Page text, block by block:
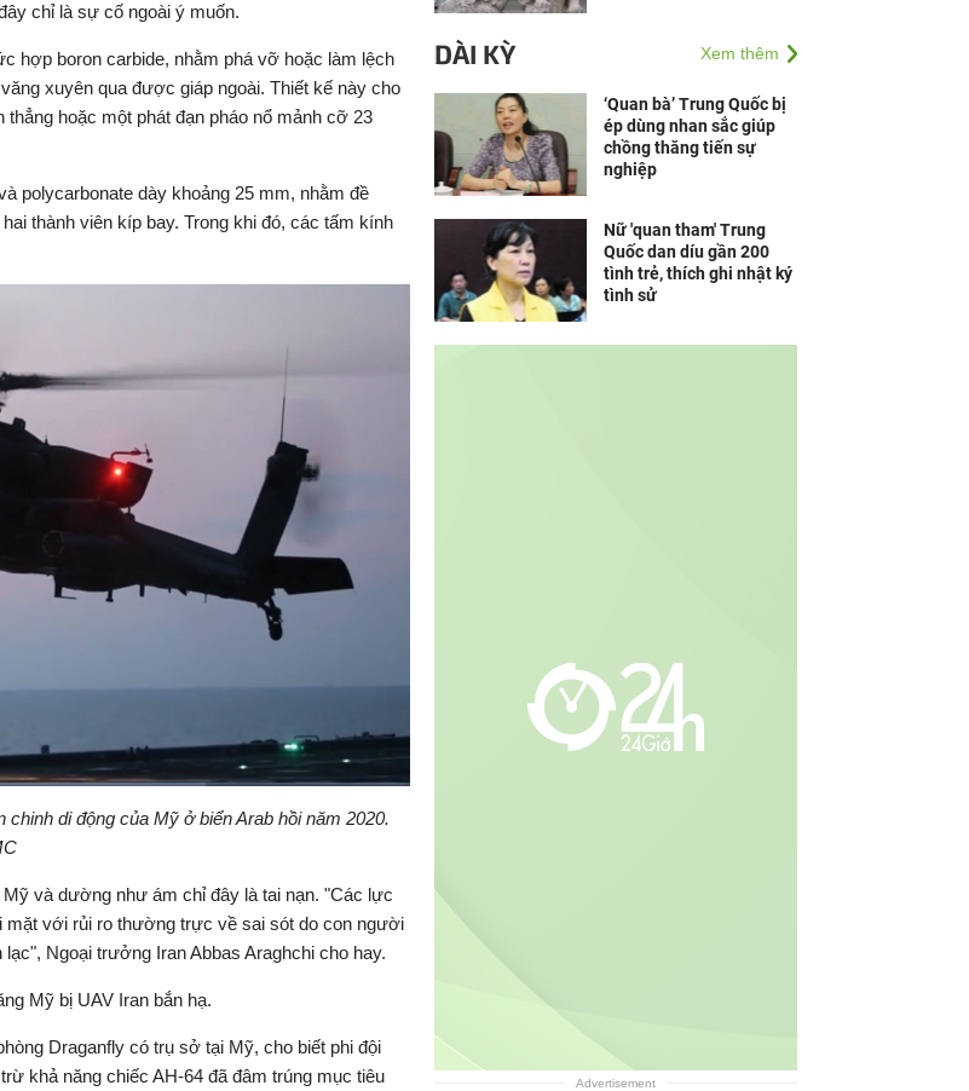
chỉ là sự cố ngoài ý muốn.
hợp boron carbide, nhằm phá vỡ hoặc làm lệch
xuyên qua được giáp ngoài. Thiết kế này cho
hoặc một phát đạn pháo nổ mảnh cỡ 23
polycarbonate dày khoảng 25 mm, nhằm đề
thành viên kíp bay. Trong khi đó, các tấm kính
Toàn
Bật
Backward
di động của Mỹ ở biển Arab hồi năm 2020.
và dường như ám chỉ đây là tai nạn. "Các lực
mặt với rủi ro thường trực về sai sót do con người
Ngoại trưởng Iran Abbas Araghchi cho hay.
Mỹ bị UAV Iran bắn hạ.
Draganfly có trụ sở tại Mỹ, cho biết phi đội
khả năng chiếc AH-64 đã đâm trúng mục tiêu
DÀI KỲ Xem thêm
‘Quan bà’ Trung Quốc bị
ép dùng nhan sắc giúp
chồng thăng tiến sự
nghiệp
Nữ 'quan tham' Trung
Quốc dan díu gần 200
tình trẻ, thích ghi nhật ký
tình sử
Advertisement